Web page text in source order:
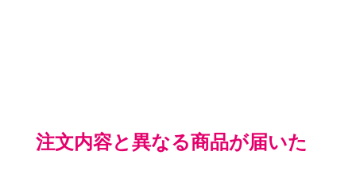
注文内容と異なる商品が届いた